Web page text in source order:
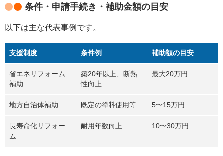
条件・申請手続き・補助金額の目安
以下は主な代表事例です。
支援制度 条件例 補助額の目安
省エネリフォーム
補助
築20年以上、断熱
性向上
最大20万円
地方自治体補助 既定の塗料使用等 5〜15万円
長寿命化リフォー
ム
耐用年数向上 10〜30万円